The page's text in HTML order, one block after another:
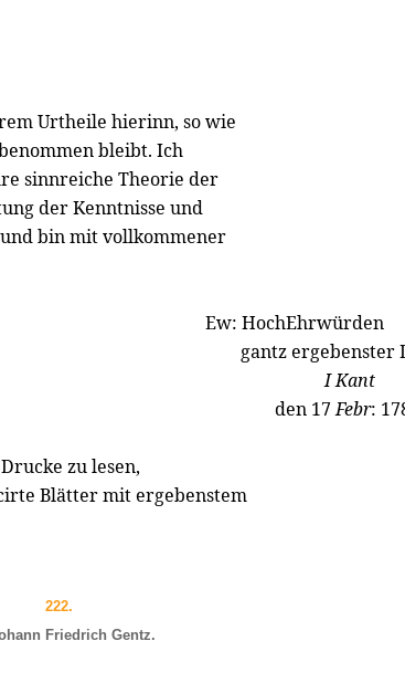
Urtheile hierinn, so wie
bleibt. Ich
sinnreiche Theorie der
der Kenntnisse und
bin mit vollkommener
Ew: HochEhrwürden
gantz ergebenster
I Kant
den 17Febr:
zu lesen,
Blätter mit ergebenstem
222.
Friedrich Gentz.